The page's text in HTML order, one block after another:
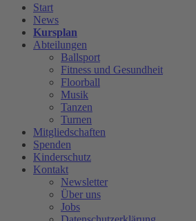
Start
News
Kursplan
Abteilungen
Ballsport
Fitness und Gesundheit
Floorball
Musik
Tanzen
Turnen
Mitgliedschaften
Spenden
Kinderschutz
Kontakt
Newsletter
Über uns
Jobs